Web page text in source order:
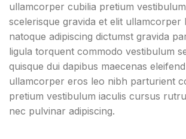
ullamcorper cubilia pretium
scelerisque gravida et elit ullamcorper
natoque adipiscing dictumst gravida
ligula torquent commodo vestibulum
quisque dui dapibus maecenas
ullamcorper eros leo nibh parturient
pretium vestibulum iaculis cursus
nec pulvinar adipiscing.